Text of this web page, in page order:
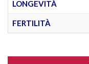
LONGEVITÀ
FERTILITÀ